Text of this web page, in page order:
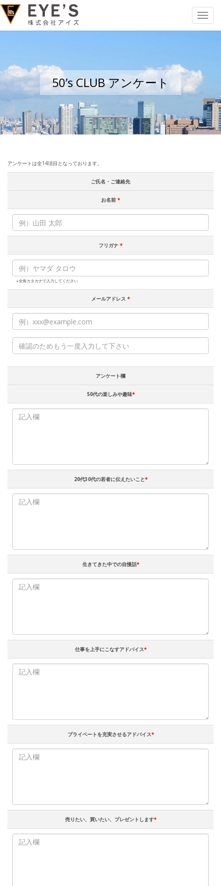
Toggle
50’s CLUB アンケート
アンケートは全14項目となっております。
ご氏名・ご連絡先
お名前 *
フリガナ *
※全角カタカナで入力してください
メールアドレス *
アンケート欄
50代の楽しみや趣味*
20代30代の若者に伝えたいこと*
生きてきた中での自慢話*
仕事を上手にこなすアドバイス*
プライベートを充実させるアドバイス*
売りたい、買いたい、プレゼントします*